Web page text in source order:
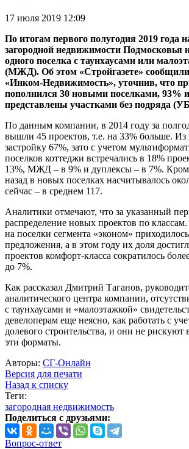
17 июля 2019 12:09
По итогам первого полугодия 2019 года
загородной недвижимости
одного поселка с таунхаусами или
(МЖД). Об этом «Стройгазете»
«Инком-Недвижимость», уточнив, что
пополнился 30 новыми поселками, 93%
представлены участками без подряда
По данным компании, в 2014 году за
вышли 45 проектов, т.е. на 33% больше.
застройку 67%, зато с учетом
поселков коттеджи встречались в 18%
13%, МЖД – в 9% и дуплексы – в 7%.
назад в новых поселках насчитывалось
сейчас – в среднем 117.
Аналитики отмечают, что за указанный
распределение новых проектов по
на поселки сегмента «эконом»
предложения, а в этом году их доля
проектов комфорт-класса сократилось
до 7%.
Как рассказал Дмитрий Таганов,
аналитического центра компании,
с таунхаусами и «малоэтажкой»
девелоперам еще неясно, как работать с
долевого строительства, и они не
эти форматы.
Авторы: СГ-Онлайн
Версия для печати
Назад к списку
Теги:
загородная недвижимость
Поделиться с друзьями:
Вопрос-ответ